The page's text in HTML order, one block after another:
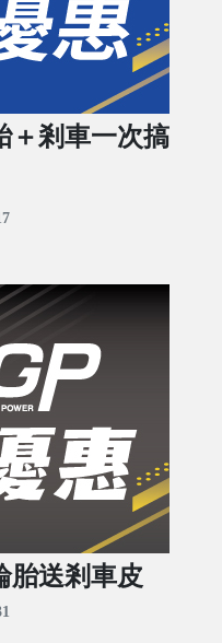
＋剎車一次搞
胎送剎車皮